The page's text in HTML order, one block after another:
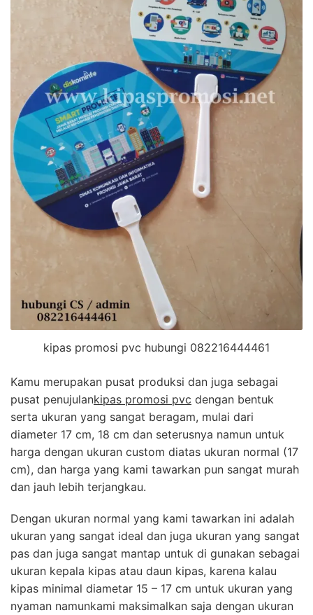
kipas promosi pvc hubungi 082216444461
Kamu merupakan pusat produksi dan juga sebagai
pusat penujulankipas promosi pvc dengan bentuk
serta ukuran yang sangat beragam, mulai dari
diameter 17 cm, 18 cm dan seterusnya namun untuk
harga dengan ukuran custom diatas ukuran normal (17
cm), dan harga yang kami tawarkan pun sangat murah
dan jauh lebih terjangkau.
Dengan ukuran normal yang kami tawarkan ini adalah
ukuran yang sangat ideal dan juga ukuran yang sangat
pas dan juga sangat mantap untuk di gunakan sebagai
ukuran kepala kipas atau daun kipas, karena kalau
kipas minimal diametar 15 – 17 cm untuk ukuran yang
nyaman namunkami maksimalkan saja dengan ukuran